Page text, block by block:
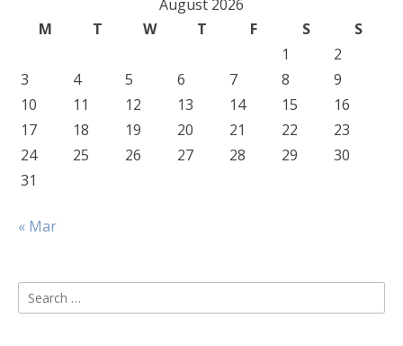
August 2026
M
T W T F S
S
1
2
3
4 5 6 7 8
9
10
11 12 13 14 15
16
17
18 19 20 21 22
23
24
25 26 27 28 29
30
31
« Mar
Search
for: